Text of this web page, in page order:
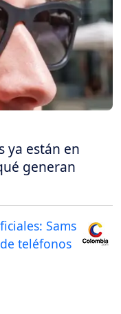
ya están en
generan